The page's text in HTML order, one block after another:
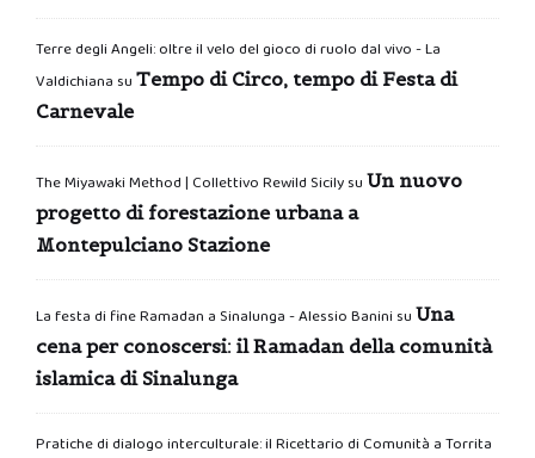
Terre degli Angeli: oltre il velo del gioco di ruolo dal vivo - La
Valdichiana su Tempo di Circo, tempo di Festa di
Carnevale
The Miyawaki Method | Collettivo Rewild Sicilysu Un nuovo
progetto di forestazione urbana a
Montepulciano Stazione
La festa di fine Ramadan a Sinalunga - Alessio Banini su Una
cena per conoscersi: il Ramadan della comunità
islamica di Sinalunga
Pratiche di dialogo interculturale: il Ricettario di Comunità a Torrita